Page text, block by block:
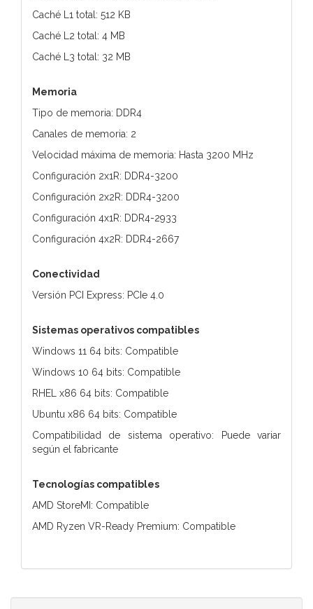
Caché L1 total: 512 KB
Caché L2 total: 4 MB
Caché L3 total: 32 MB
Memoria
Tipo de memoria: DDR4
Canales de memoria: 2
Velocidad máxima de memoria: Hasta 3200 MHz
Configuración 2x1R: DDR4-3200
Configuración 2x2R: DDR4-3200
Configuración 4x1R: DDR4-2933
Configuración 4x2R: DDR4-2667
Conectividad
Versión PCI Express: PCIe 4.0
Sistemas operativos compatibles
Windows 11 64 bits: Compatible
Windows 10 64 bits: Compatible
RHEL x86 64 bits: Compatible
Ubuntu x86 64 bits: Compatible
Compatibilidad de sistema operativo: Puede variar
según el fabricante
Tecnologías compatibles
AMD StoreMI: Compatible
AMD Ryzen VR-Ready Premium: Compatible